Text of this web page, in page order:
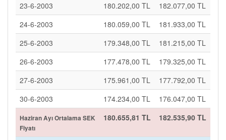
23-6-2003
180.202,00 TL
182.077,00 TL
24-6-2003
180.059,00 TL
181.933,00 TL
25-6-2003
179.348,00 TL
181.215,00 TL
26-6-2003
177.478,00 TL
179.325,00 TL
27-6-2003
175.961,00 TL
177.792,00 TL
30-6-2003
174.234,00 TL 176.047,00 TL
Haziran Ayı Ortalama SEK
Fiyatı
180.655,81 TL 182.535,90 TL